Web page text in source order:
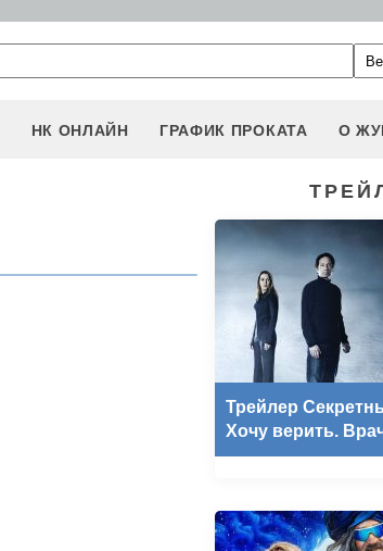
НК ОНЛАЙН ГРАФИК ПРОКАТА О
Трейлер
Хочу верить.